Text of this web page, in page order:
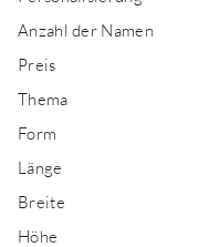
Anzahl der Namen
Preis
Thema
Form
Länge
Breite
Höhe